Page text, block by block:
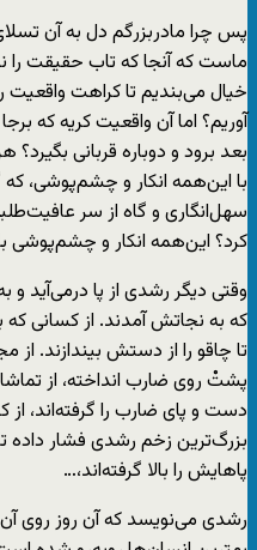
پس چرا مادربزرگم دل به آن
ماست که آنجا که تاب حقیقت را
خیال می‌بندیم تا کراهت
آوریم؟ اما آن واقعیت کریه که
بعد برود و دوباره قربانی
با این‌همه انکار و چشم‌پوشی، که
سهل‌انگاری و گاه از سر
کرد؟ این‌همه انکار و چشم‌پوشی
وقتی دیگر رشدی از پا درمی‌آید و
که به نجاتش آمدند. از کسانی
تا چاقو را از دستش بیندازند. از
پشتْ روی ضارب انداخته، از
دست و پای ضارب را گرفته‌اند،
بزرگ‌ترین زخم رشدی فشار داده
پاهایش را بالا گرفته‌اند،…
رشدی می‌نویسد که آن روز روی